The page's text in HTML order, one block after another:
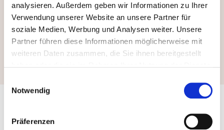
analysieren. Außerdem geben wir Informationen zu Ihrer
Verwendung unserer Website an unsere Partner für
soziale Medien, Werbung und Analysen weiter. Unsere
Partner führen diese Informationen möglicherweise mit
weiteren Daten zusammen, die Sie ihnen bereitgestellt
willigen Sie gem. Art. 49 Abs. 1 DSGVO ein, dass auch
möglich, dass die übermittelten Daten durch lokale
Behörden verarbeitet werden.
Notwendig
Präferenzen
Das könnte Sie auch